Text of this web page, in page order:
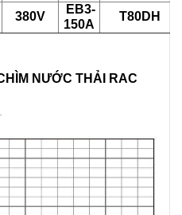
380V
EB3-
150A
T80DH
NƯỚC THẢI RAC